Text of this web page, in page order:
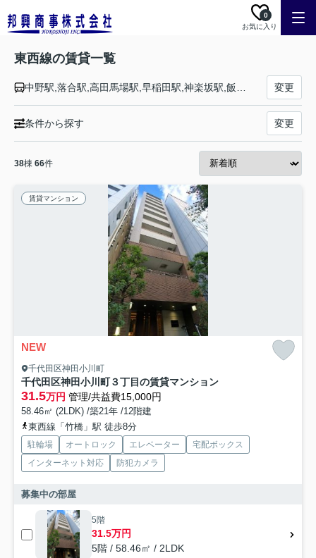
お気に入り
0
東西線の賃貸一覧
変更
条件から探す 変更
38棟 66件
賃貸マンション
NEW
千代田区神田小川町
千代田区神田小川町３丁目の賃貸マンション
31.5万円 管理/共益費15,000円
58.46㎡ (2LDK) /築21年 /12階建
東西線「竹橋」駅 徒歩8分
駐輪場 オートロック エレベーター
宅配ボックス
インターネット対応
防犯カメラ
募集中の部屋
5階
31.5万円
5階 / 58.46㎡ / 2LDK